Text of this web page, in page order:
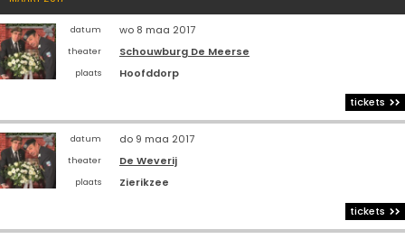
datum wo 8 maa 2017
theater Schouwburg De Meerse
plaats
Hoofddorp
tickets
datum do 9 maa 2017
theater De Weverij
plaats
Zierikzee
tickets